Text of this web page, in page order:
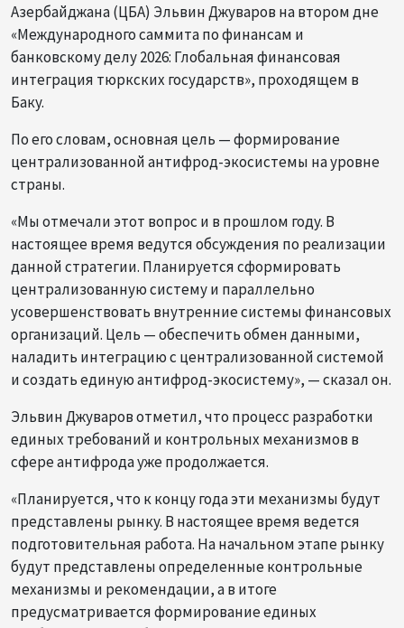
Азербайджана (ЦБА) Эльвин Джуваров на втором дне
«Международного саммита по финансам и
банковскому делу 2026: Глобальная финансовая
интеграция тюркских государств», проходящем в
Баку.
По его словам, основная цель — формирование
централизованной антифрод-экосистемы на уровне
страны.
«Мы отмечали этот вопрос и в прошлом году. В
настоящее время ведутся обсуждения по реализации
данной стратегии. Планируется сформировать
централизованную систему и параллельно
усовершенствовать внутренние системы финансовых
организаций. Цель — обеспечить обмен данными,
наладить интеграцию с централизованной системой
и создать единую антифрод-экосистему», — сказал он.
Эльвин Джуваров отметил, что процесс разработки
единых требований и контрольных механизмов в
сфере антифрода уже продолжается.
«Планируется, что к концу года эти механизмы будут
представлены рынку. В настоящее время ведется
подготовительная работа. На начальном этапе рынку
будут представлены определенные контрольные
механизмы и рекомендации, а в итоге
предусматривается формирование единых